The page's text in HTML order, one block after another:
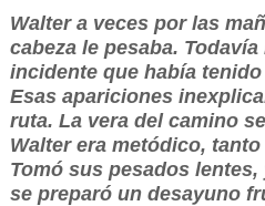
Walter a veces por las
cabeza le pesaba.
incidente que había
Esas apariciones
ruta. La vera del camino
Walter era metódico,
Tomó sus pesados
se preparó un desayuno